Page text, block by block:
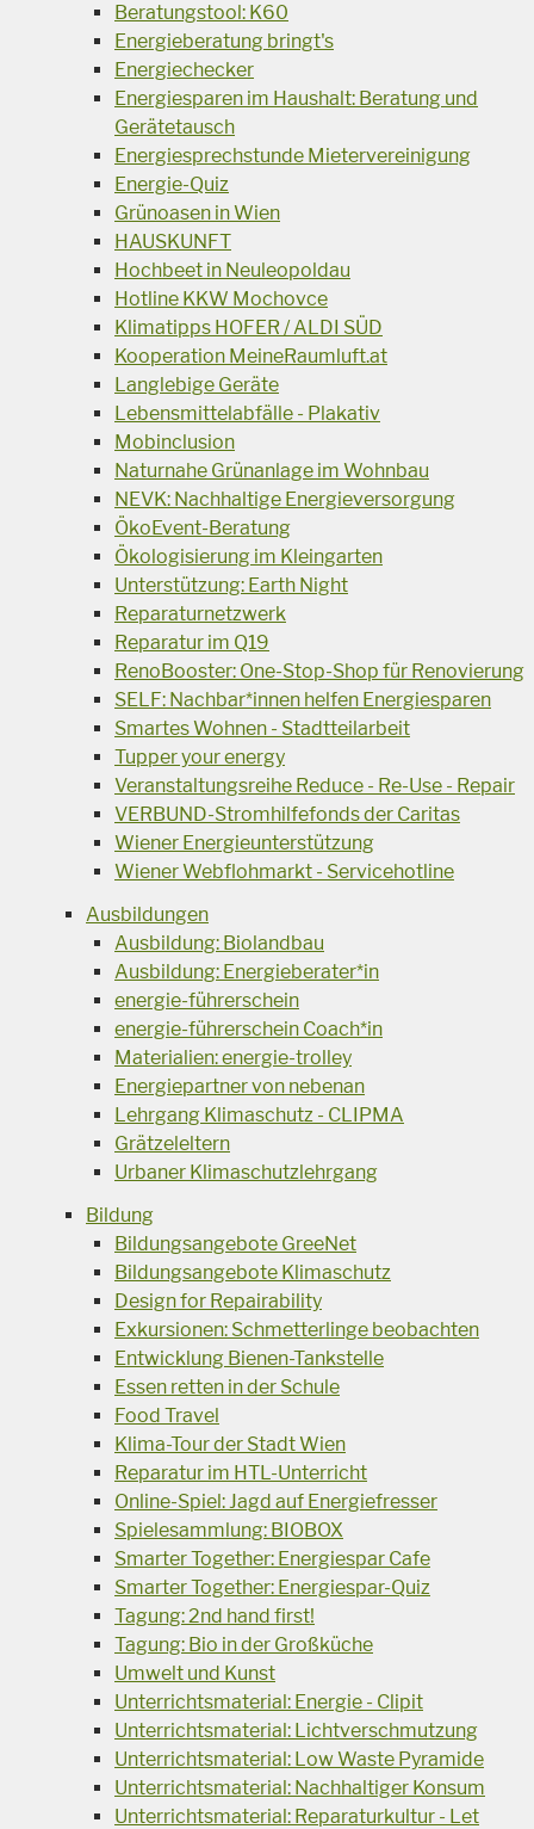
Beratungstool: K60
Energieberatung bringt's
Energiechecker
Energiesparen im Haushalt: Beratung und
Gerätetausch
Energiesprechstunde Mietervereinigung
Energie-Quiz
Grünoasen in Wien
HAUSKUNFT
Hochbeet in Neuleopoldau
Hotline KKW Mochovce
Klimatipps HOFER / ALDI SÜD
Kooperation MeineRaumluft.at
Langlebige Geräte
Lebensmittelabfälle - Plakativ
Mobinclusion
Naturnahe Grünanlage im Wohnbau
NEVK: Nachhaltige Energieversorgung
ÖkoEvent-Beratung
Ökologisierung im Kleingarten
Unterstützung: Earth Night
Reparaturnetzwerk
Reparatur im Q19
RenoBooster: One-Stop-Shop für Renovierung
SELF: Nachbar*innen helfen Energiesparen
Smartes Wohnen - Stadtteilarbeit
Tupper your energy
Veranstaltungsreihe Reduce - Re-Use - Repair
VERBUND-Stromhilfefonds der Caritas
Wiener Energieunterstützung
Wiener Webflohmarkt - Servicehotline
Ausbildungen
Ausbildung: Biolandbau
Ausbildung: Energieberater*in
energie-führerschein
energie-führerschein Coach*in
Materialien: energie-trolley
Energiepartner von nebenan
Lehrgang Klimaschutz - CLIPMA
Grätzeleltern
Urbaner Klimaschutzlehrgang
Bildung
Bildungsangebote GreeNet
Bildungsangebote Klimaschutz
Design for Repairability
Exkursionen: Schmetterlinge beobachten
Entwicklung Bienen-Tankstelle
Essen retten in der Schule
Food Travel
Klima-Tour der Stadt Wien
Reparatur im HTL-Unterricht
Online-Spiel: Jagd auf Energiefresser
Spielesammlung: BIOBOX
Smarter Together: Energiespar Cafe
Smarter Together: Energiespar-Quiz
Tagung: 2nd hand first!
Tagung: Bio in der Großküche
Umwelt und Kunst
Unterrichtsmaterial: Energie - Clipit
Unterrichtsmaterial: Lichtverschmutzung
Unterrichtsmaterial: Low Waste Pyramide
Unterrichtsmaterial: Nachhaltiger Konsum
Unterrichtsmaterial: Reparaturkultur - Let